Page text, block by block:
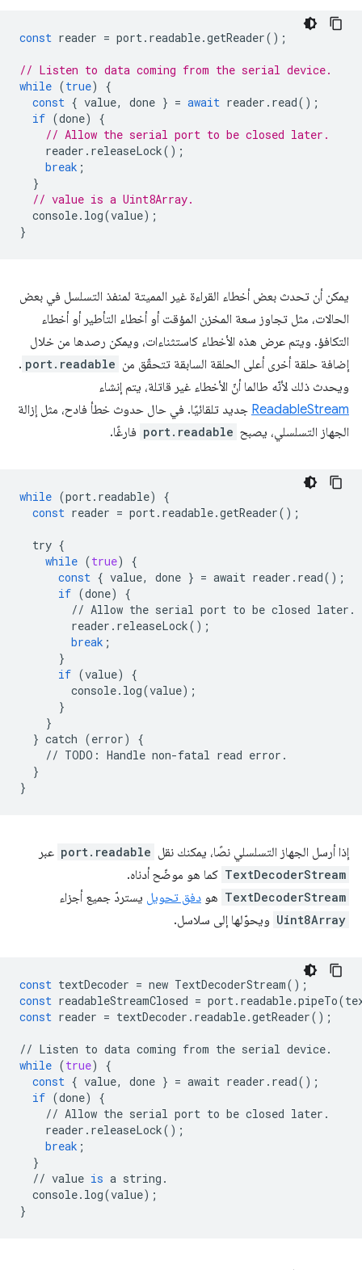
const reader = port. readable.getReader();
// Listen to data coming from the serial device.
while (true)
{
const { value, done } = await reader . read();
if (done)
{
// Allow the serial port to be closed later.
reader . releaseLock();
break ;
}
// value is a Uint8Array.
console. log(value);
}
يمكن أن تحدث بعض أخطاء القراءة غير المميتة لمنفذ التسلسل في بعض
الحالات، مثل تجاوز سعة المخزن المؤقت أو أخطاء التأطير أو أخطاء
التكافؤ. ويتم عرض هذه الأخطاء كاستثناءات، ويمكن رصدها من خلال
إضافة حلقة أخرى أعلى الحلقة السابقة تتحقّق من port.readable
.
ويحدث ذلك لأنّه طالما أنّ الأخطاء غير قاتلة، يتم إنشاء
ReadableStream جديد تلقائيًا. في حال حدوث خطأ فادح، مثل إزالة
الجهاز التسلسلي، يصبح port.readable فارغًا.
while (port. readable)
{
const reader = port. readable.getReader();
try {
while (true)
{
const { value, done } = await reader . read();
if (done)
{
// Allow the serial port to be closed later .
reader . releaseLock();
break ;
}
if (value)
{
console. log(value);
}
}
} catch (error)
{
// TODO : Handle non-fatal read error .
}
}
إذا أرسل الجهاز التسلسلي نصًا، يمكنك نقل port.readable عبر
TextDecoderStream كما هو موضّح أدناه.
TextDecoderStream هو دفق تحويل يستردّ جميع أجزاء
Uint8Array ويحوّلها إلى سلاسل.
const textDecoder = new TextDecoderStream();
const readableStreamClosed = port. readable.pipeTo(
const reader = textDecoder . readable.getReader();
// Listen to data coming from the serial device.
while (true)
{
const { value, done } = await reader . read();
if (done)
{
// Allow the serial port to be closed later .
reader . releaseLock();
break ;
}
// value is a string .
console. log(value);
}